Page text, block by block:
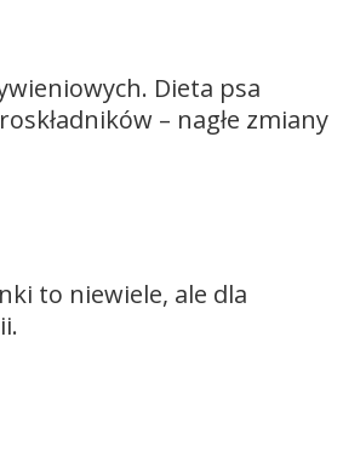
Dieta psa
– nagłe zmiany
to niewiele, ale dla